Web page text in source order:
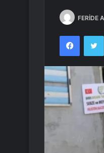
FERİDE